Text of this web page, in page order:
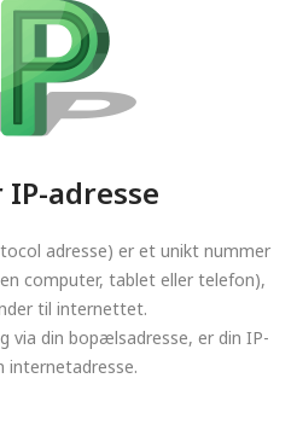
IP-adresse
adresse) er et unikt nummer
computer, tablet eller telefon),
til internettet.
via din bopælsadresse, er din IP-
internetadresse.